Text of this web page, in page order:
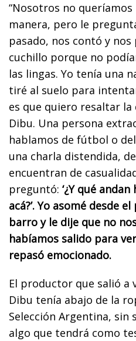
“Nosotros no
manera, pero le
pasado, nos contó y
cuchillo porque no
las lingas. Yo tenía una
tiré al suelo para
es que quiero resaltar la
Dibu. Una persona
hablamos de fútbol o
una charla distendida,
encuentran de
preguntó: ‘¿Y qué
acá?’. Yo asomé desde
barro y le dije que no
habíamos salido para
repasó emocionado.
El productor que salió a
Dibu tenía abajo de la
Selección Argentina, sin
algo que tendrá como